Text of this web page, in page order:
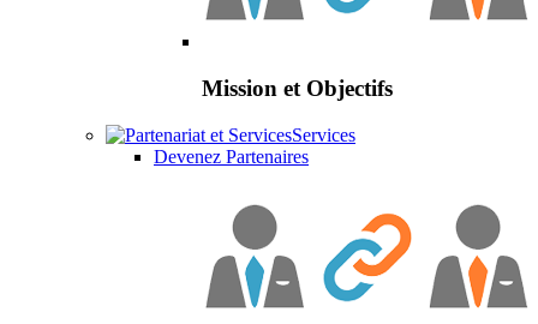
Mission et Objectifs
Services
Devenez Partenaires